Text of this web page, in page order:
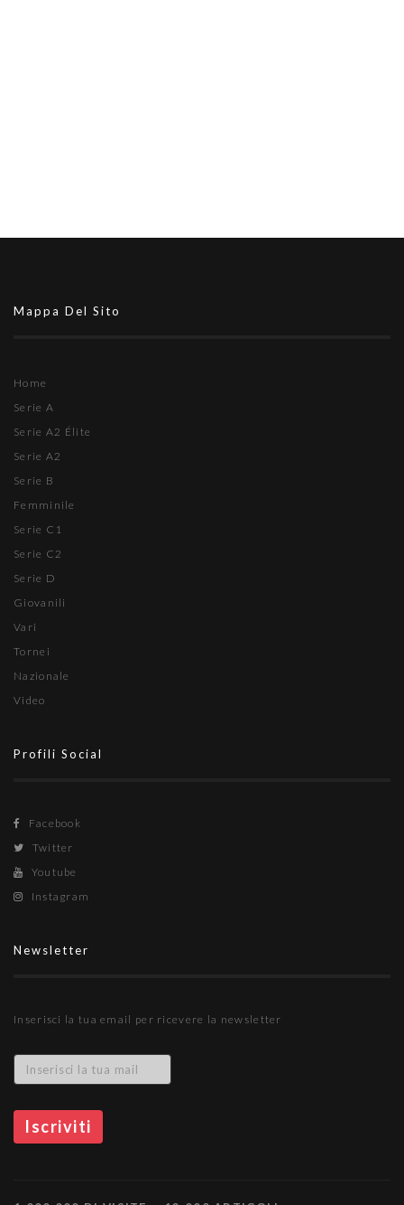
Mappa Del Sito
Home
Serie A
Serie A2 Élite
Serie A2
Serie B
Femminile
Serie C1
Serie C2
Serie D
Giovanili
Vari
Tornei
Nazionale
Video
Profili Social
Facebook
Twitter
Youtube
Instagram
Newsletter
Inserisci la tua email per ricevere la newsletter